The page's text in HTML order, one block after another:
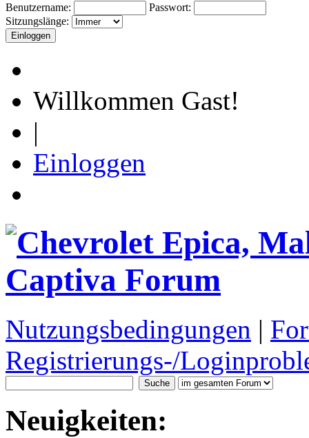
Benutzername:
Passwort:
Sitzungslänge:
Willkommen Gast!
|
Einloggen
Nutzungsbedingungen |
Registrierungs-/
Neuigkeiten: